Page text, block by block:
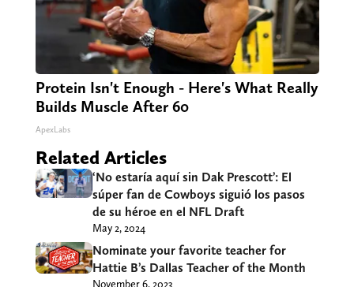
Protein Isn't Enough - Here's What Really
Builds Muscle After 60
ApexLabs
Related Articles
‘No estaría aquí sin Dak Prescott’: El
súper fan de Cowboys siguió los pasos
de su héroe en el NFL Draft
May 2, 2024
Nominate your favorite teacher for
Hattie B’s Dallas Teacher of the Month
November 6, 2023